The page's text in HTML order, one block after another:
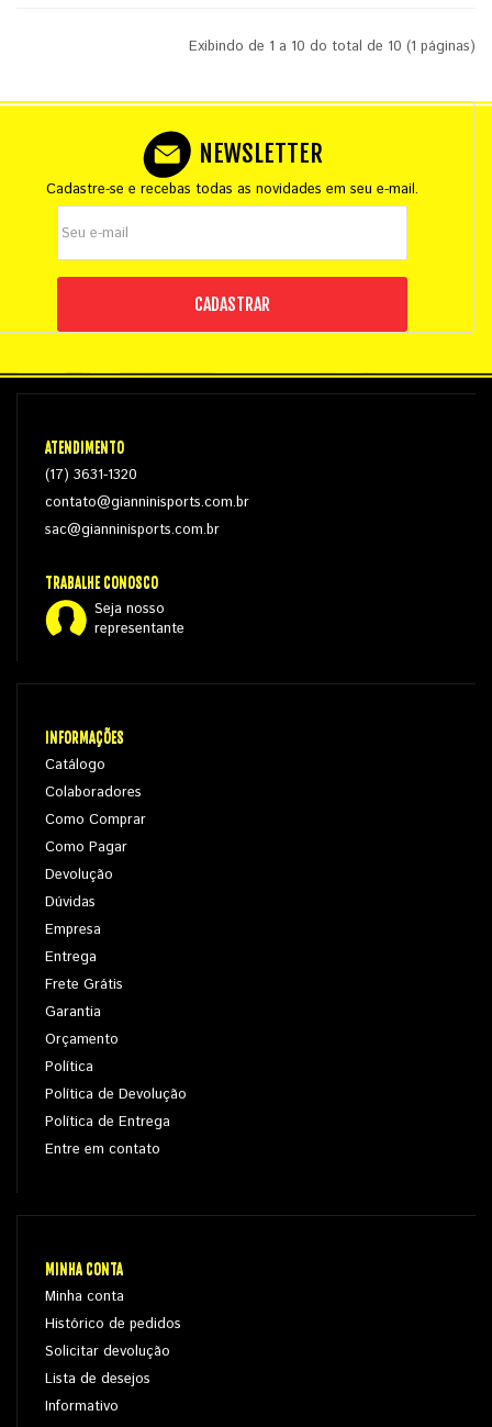
Exibindo de 1 a 10 do total de 10 (1 páginas)
NEWSLETTER
Cadastre-se e recebas todas as novidades em seu e-mail.
CADASTRAR
ATENDIMENTO
(17) 3631-1320
contato@gianninisports.com.br
sac@gianninisports.com.br
TRABALHE CONOSCO
Seja nosso
representante
INFORMAÇÕES
Catálogo
Colaboradores
Como Comprar
Como Pagar
Devolução
Dúvidas
Empresa
Entrega
Frete Grátis
Garantia
Orçamento
Política
Política de Devolução
Política de Entrega
Entre em contato
MINHA CONTA
Minha conta
Histórico de pedidos
Solicitar devolução
Lista de desejos
Informativo